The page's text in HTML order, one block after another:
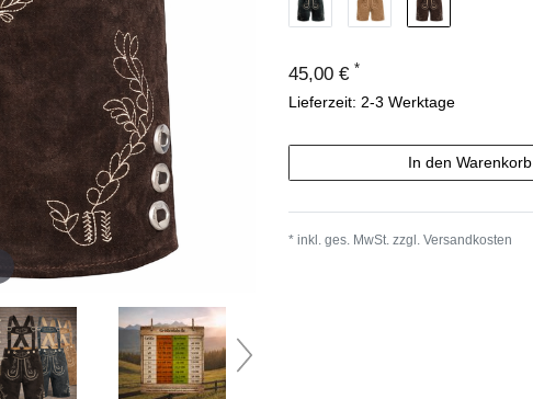
45,00 € *
Lieferzeit: 2-3 Werktage
In den Warenkorb
* inkl. ges. MwSt. zzgl. Versandkosten